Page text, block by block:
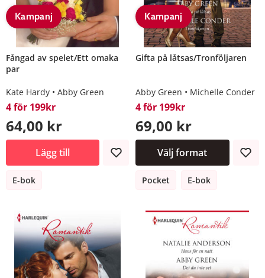
Kampanj
Fångad av spelet/Ett omaka
par
Kate Hardy Abby Green
4 för 199kr
64,00 kr
Lägg till
E-bok
Kampanj
Gifta på låtsas/Tronföljaren
Abby Green Michelle Conder
4 för 199kr
69,00 kr
Välj format
Pocket E-bok